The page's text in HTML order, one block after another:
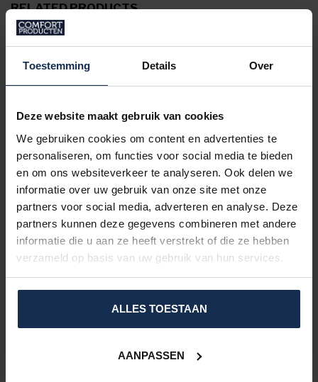
Toestemming Details Over
Deze website maakt gebruik van cookies
We gebruiken cookies om content en advertenties te
personaliseren, om functies voor social media te bieden
en om ons websiteverkeer te analyseren. Ook delen we
informatie over uw gebruik van onze site met onze
partners voor social media, adverteren en analyse. Deze
partners kunnen deze gegevens combineren met andere
informatie die u aan ze heeft verstrekt of die ze hebben
verzameld op basis van uw gebruik van hun services.
ALLES TOESTAAN
AANPASSEN
RELATED PRODUCTS
BERTSCHAT®
Verkoelende Matrasbeschermer
In stock
Cooling Duvet – Thermotion
Technology
VRAGEN OVER DIT PRODUCT?
Of heeft u hulp nodig bij het bestelproces?
Neem dan contact op met één van onze
specialisten viasupport@comfort-producten.be
of 038 08 18 78